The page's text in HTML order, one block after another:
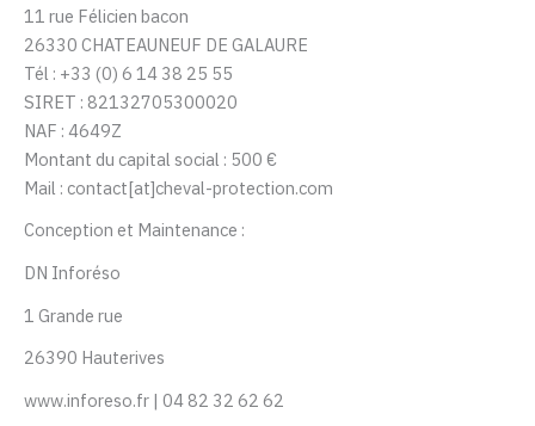
11 rue Félicien bacon
26330 CHATEAUNEUF DE GALAURE
Tél : +33 (0) 6 14 38 25 55
SIRET : 82132705300020
NAF : 4649Z
Montant du capital social : 500 €
Mail : contact[at]cheval-protection.com
Conception et Maintenance :
DN Inforéso
1 Grande rue
26390 Hauterives
www.inforeso.fr | 04 82 32 62 62